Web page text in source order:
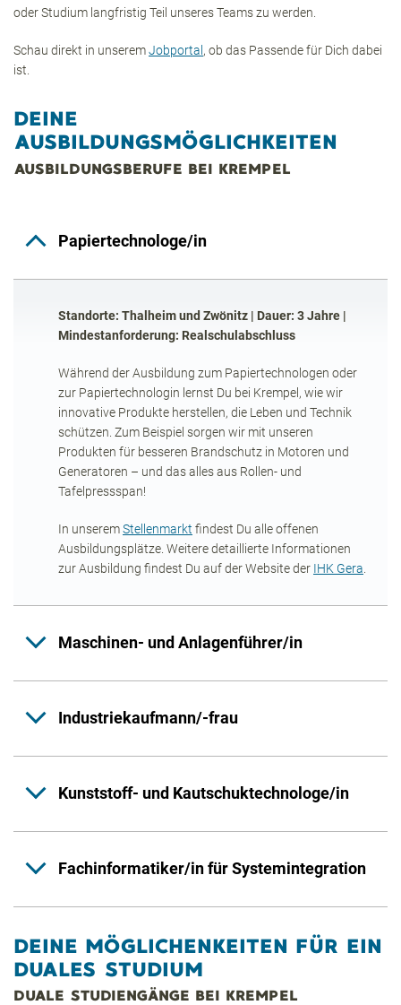
oder Studium langfristig Teil unseres Teams zu werden.
Schau direkt in unseremJobportal , ob das Passende für Dich dabei
ist.
DEINE
AUSBILDUNGSMÖGLICHKEITEN
AUSBILDUNGSBERUFE BEI KREMPEL
Papiertechnologe/in
Standorte: Thalheim und Zwönitz | Dauer: 3 Jahre |
Mindestanforderung: Realschulabschluss
Während der Ausbildung zum Papiertechnologen oder
zur Papiertechnologin lernst Du bei Krempel, wie wir
innovative Produkte herstellen, die Leben und Technik
schützen. Zum Beispiel sorgen wir mit unseren
Produkten für besseren Brandschutz in Motoren und
Generatoren – und das alles aus Rollen- und
Tafelpressspan!
In unseremStellenmarkt findest Du alle offenen
Ausbildungsplätze. Weitere detaillierte Informationen
zur Ausbildung findest Du auf der Website der IHK Gera
Maschinen- und Anlagenführer/in
Industriekaufmann/-frau
Kunststoff- und Kautschuktechnologe/in
Fachinformatiker/in für Systemintegration
DEINE MÖGLICHENKEITEN FÜR EIN
DUALES STUDIUM
DUALE STUDIENGÄNGE BEI KREMPEL